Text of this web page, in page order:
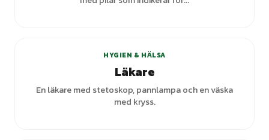
HYGIEN & HÄLSA
Läkare
En läkare med stetoskop, pannlampa och en väska
med kryss.